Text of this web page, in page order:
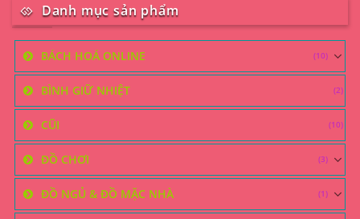
Danh mục sản phẩm
BÁCH HOÁ ONLINE (10)
BÌNH GIỮ NHIỆT (2)
CŨI (10)
ĐỒ CHƠI (3)
ĐỒ NGỦ & ĐỒ MẶC NHÀ (1)